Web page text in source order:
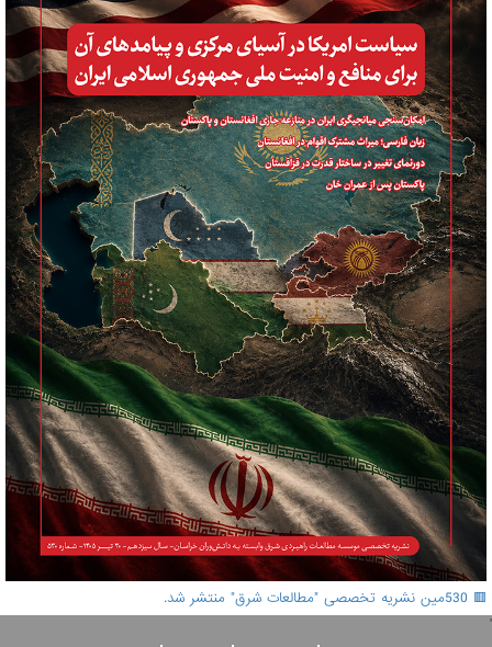
🟥 530مین نشریه تخصصی "مطالعات شرق" منتشر شد.
'